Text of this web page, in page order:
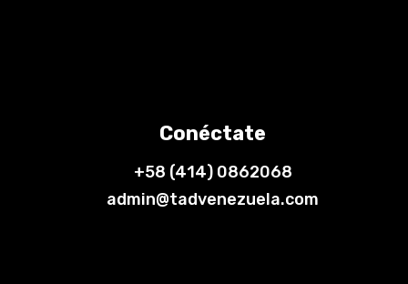
Conéctate
+58 (414) 0862068
admin@tadvenezuela.com